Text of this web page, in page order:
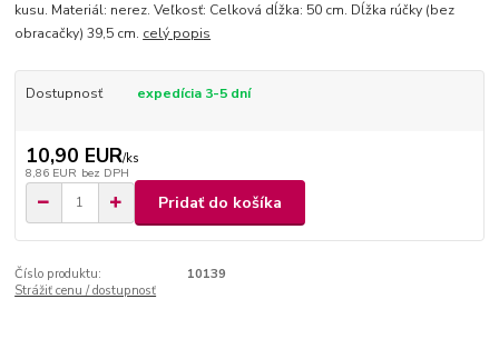
kusu. Materiál: nerez. Veľkosť: Celková dĺžka: 50 cm. Dĺžka rúčky (bez
obracačky) 39,5 cm. celý popis
Dostupnosť expedícia 3-5 dní
10,90 EUR/ks
8,86 EUR bez DPH
Pridať do košíka
Číslo produktu:
10139
Strážiť cenu / dostupnosť